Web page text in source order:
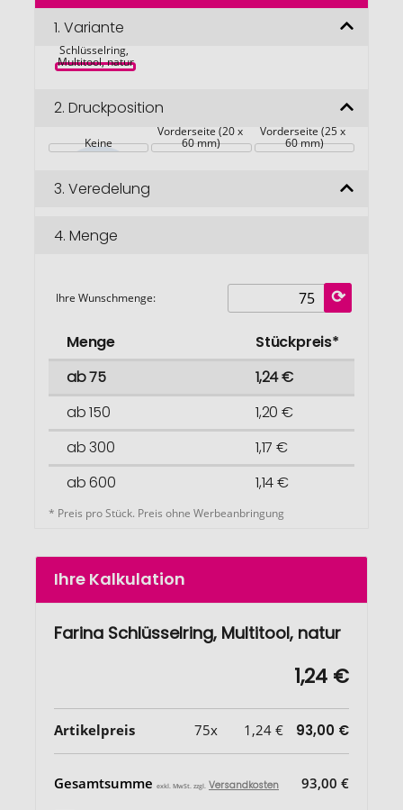
Bildgalerie
springen
1. Variante
Schlüsselring,
Multitool, natur
2. Druckposition
Keine
Vorderseite (20 x
60 mm)
Vorderseite (25 x
60 mm)
3. Veredelung
4. Menge
Ihre Wunschmenge:
Menge
Stückpreis*
ab 75
1,24 €
ab 150
1,20 €
ab 300
1,17 €
ab 600
1,14 €
* Preis pro Stück. Preis ohne Werbeanbringung
Ihre Kalkulation
Farina Schlüsselring, Multitool, natur
1,24 €
Artikelpreis 75x 1,24 € 93,00 €
Gesamtsumme exkl. MwSt. zzgl. Versandkosten 93,00 €